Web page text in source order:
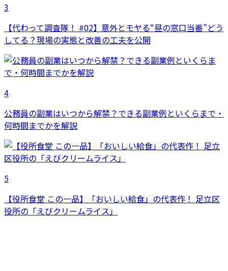
3
【代わって調査隊！ #02】意外とモヤる“昼の窓口当番”どう
してる？現場の実態と改善の工夫を公開
4
公務員の副業はいつから解禁？できる副業例といくらまで・
何時間までかを解説
5
【役所食堂 この一品】「おいしい給食」の代表作！ 足立区
役所の「えびクリームライス」